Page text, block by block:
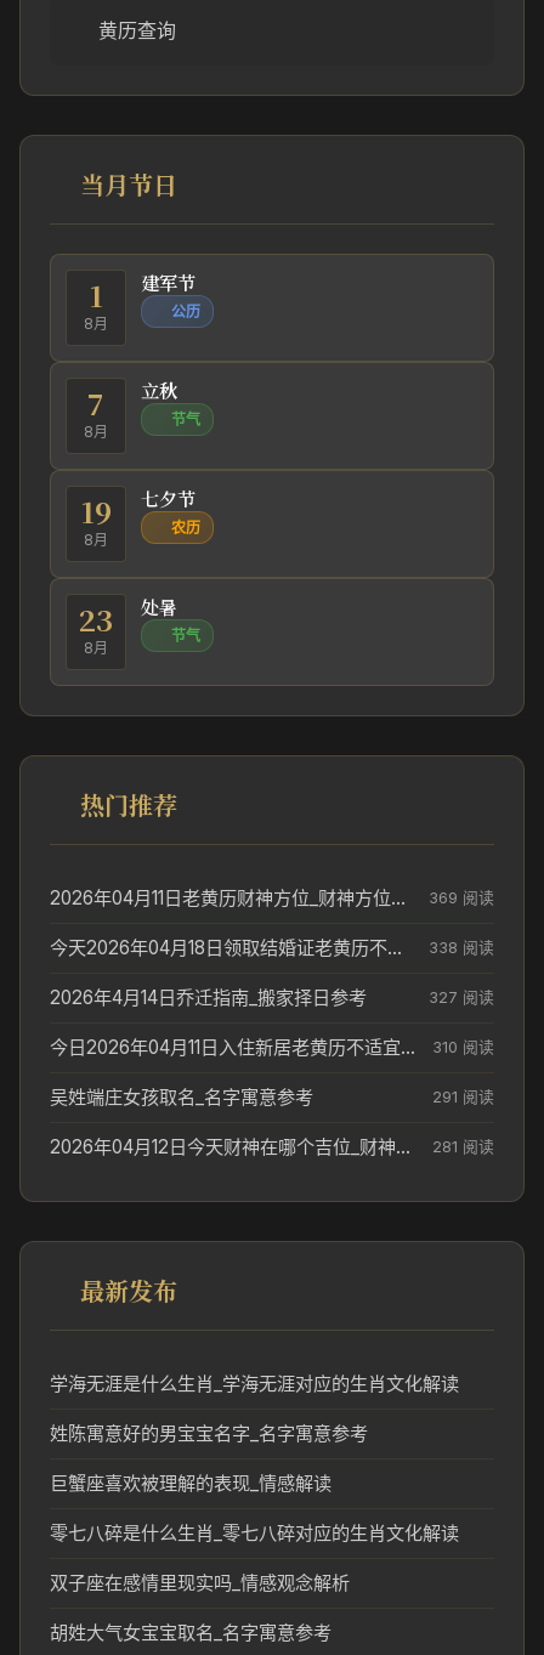
黄历查询
当月节日
1
8月
建军节
公历
7
8月
立秋
节气
19
8月
七夕节
农历
23
8月
处暑
节气
热门推荐
2026年04月11日老黄历财神方位_财神方位与供奉讲究 369 阅读
今天2026年04月18日领取结婚证老黄历不适合吗_领证日期参考 338 阅读
2026年4月14日乔迁指南_搬家择日参考 327 阅读
今日2026年04月11日入住新居老黄历不适宜吗_搬家择日参考 310 阅读
吴姓端庄女孩取名_名字寓意参考 291 阅读
2026年04月12日今天财神在哪个吉位_财神方位参考 281 阅读
最新发布
学海无涯是什么生肖_学海无涯对应的生肖文化解读
姓陈寓意好的男宝宝名字_名字寓意参考
巨蟹座喜欢被理解的表现_情感解读
零七八碎是什么生肖_零七八碎对应的生肖文化解读
双子座在感情里现实吗_情感观念解析
胡姓大气女宝宝取名_名字寓意参考